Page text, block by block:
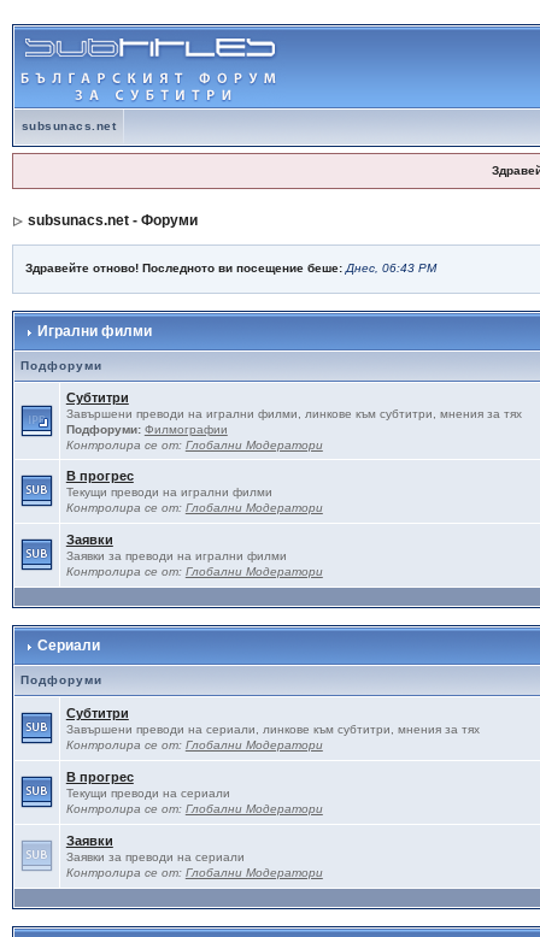
subsunacs.net
subsunacs.net - Форуми
Здравейте отново! Последното ви посещение беше: Днес, 06:43 PM
Игрални филми
Подфоруми
Субтитри
Завършени преводи на игрални филми, линкове към субтитри, мнения за тях
Подфоруми: Филмографии
Контролира се от: Глобални Модератори
В прогрес
Текущи преводи на игрални филми
Контролира се от: Глобални Модератори
Заявки
Заявки за преводи на игрални филми
Контролира се от: Глобални Модератори
Сериали
Подфоруми
Субтитри
Завършени преводи на сериали, линкове към субтитри, мнения за тях
Контролира се от: Глобални Модератори
В прогрес
Текущи преводи на сериали
Контролира се от: Глобални Модератори
Заявки
Заявки за преводи на сериали
Контролира се от: Глобални Модератори